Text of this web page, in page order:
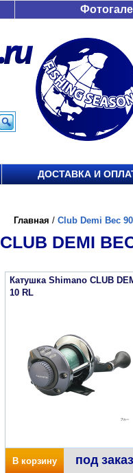
ДОСТАВКА И
Главная / Club Demi Вес
CLUB DEMI
Катушка Shimano CLUB
10 RL
В корзину под заказ